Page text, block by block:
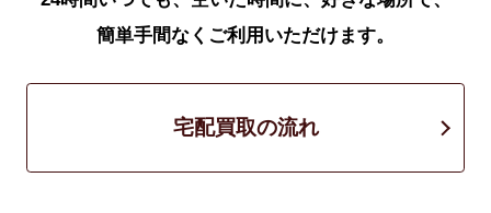
簡単手間なくご利用いただけます。
宅配買取の流れ